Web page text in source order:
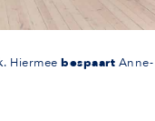
Hiermee bespaart Anne-